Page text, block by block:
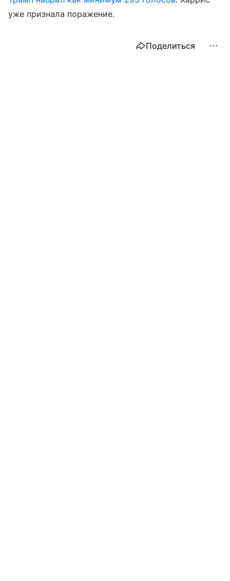
уже признала поражение.
Поделиться